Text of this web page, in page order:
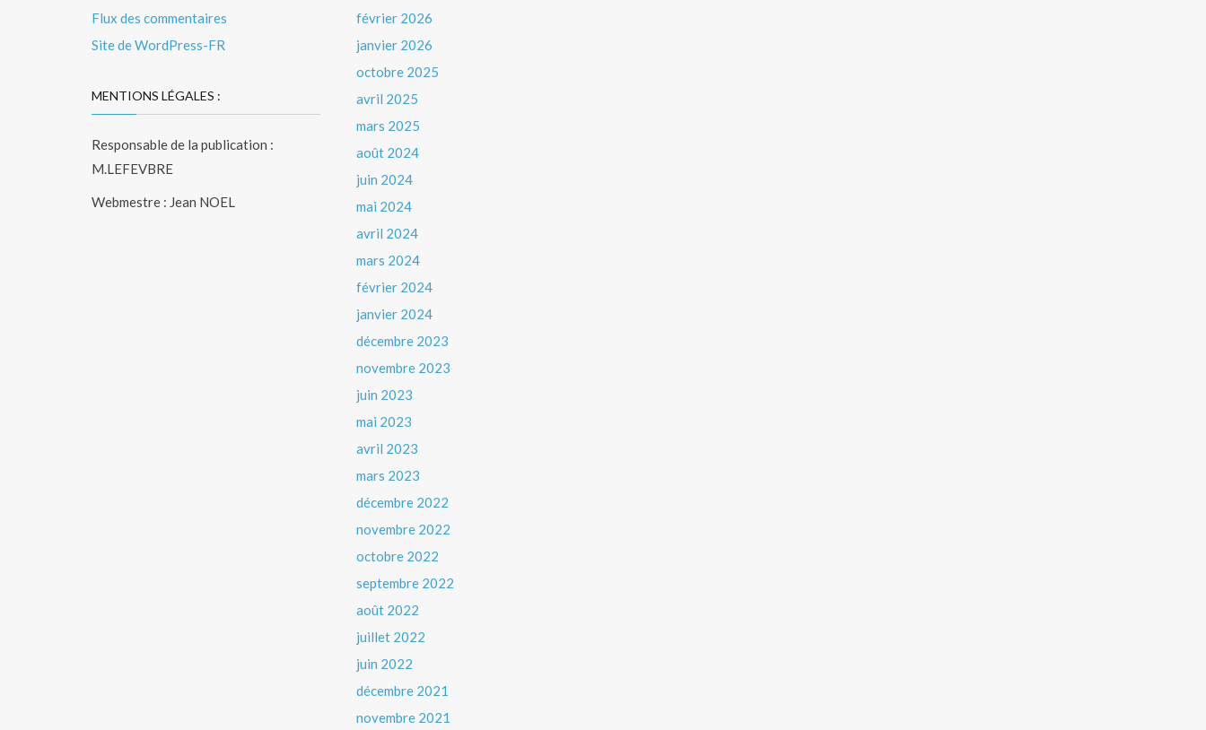
Flux des commentaires
Site de WordPress-FR
MENTIONS LÉGALES :
Responsable de la publication :
M.LEFEVBRE
Webmestre : Jean NOEL
février 2026
janvier 2026
octobre 2025
avril 2025
mars 2025
août 2024
juin 2024
mai 2024
avril 2024
mars 2024
février 2024
janvier 2024
décembre 2023
novembre 2023
juin 2023
mai 2023
avril 2023
mars 2023
décembre 2022
novembre 2022
octobre 2022
septembre 2022
août 2022
juillet 2022
juin 2022
décembre 2021
novembre 2021